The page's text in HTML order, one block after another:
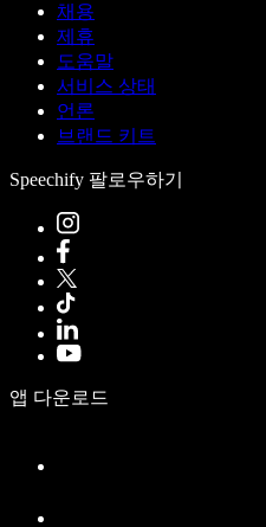
채용
제휴
도움말
서비스 상태
언론
브랜드 키트
Speechify 팔로우하기
앱 다운로드